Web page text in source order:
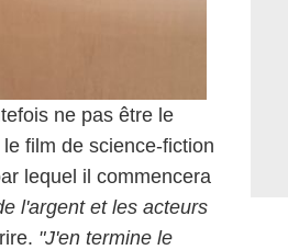
ne pas être le
film de science-fiction
lequel il commencera
l'argent et les acteurs
"J'en termine le